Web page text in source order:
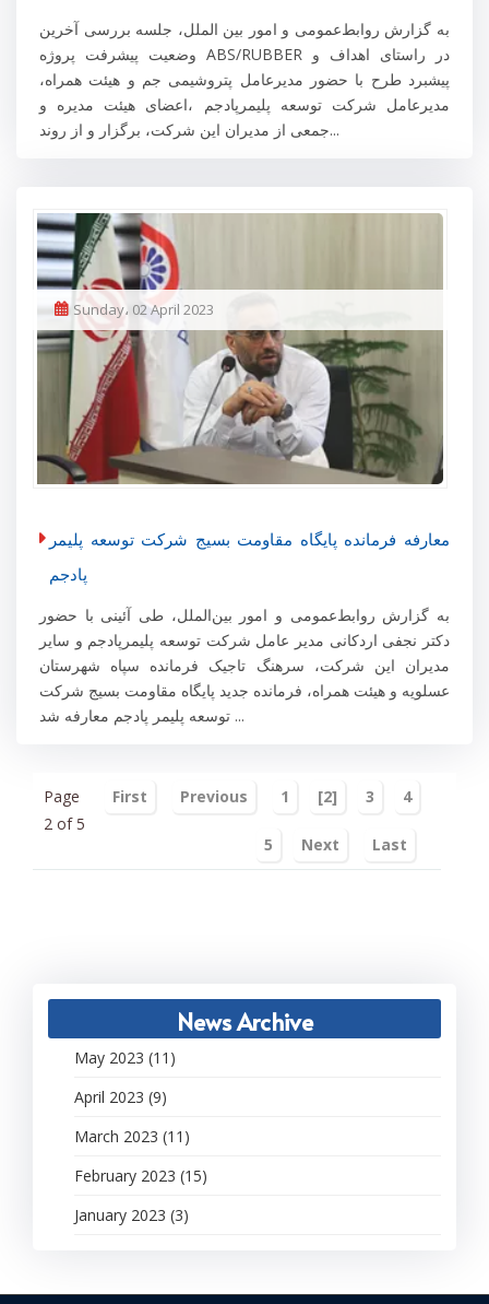
به گزارش روابط‌عمومی و امور بین الملل، جلسه بررسی آخرین
وضعیت پیشرفت پروژه ABS/RUBBER در راستای اهداف و
پیشبرد طرح با حضور مدیرعامل پتروشیمی جم و هیئت همراه،
مدیرعامل شرکت توسعه پلیمرپادجم ،اعضای هیئت مدیره و
جمعی از مدیران این شرکت، برگزار و از روند...
Sunday، 02 April 2023
معارفه فرمانده پایگاه مقاومت بسیج شرکت توسعه پلیمر
پادجم
به گزارش روابط‌عمومی و امور بین‌الملل، طی آئینی با حضور
دکتر نجفی اردکانی مدیر عامل شرکت توسعه پلیمرپادجم و سایر
مدیران این شرکت، سرهنگ تاجیک فرمانده سپاه شهرستان
عسلویه و هیئت همراه، فرمانده جدید پایگاه مقاومت بسیج شرکت
توسعه پلیمر پادجم معارفه شد ...
Page
2 of 5
First Previous 1 [2] 3 4
5 Next Last
News Archive
May 2023 (11)
April 2023 (9)
March 2023 (11)
February 2023 (15)
January 2023 (3)